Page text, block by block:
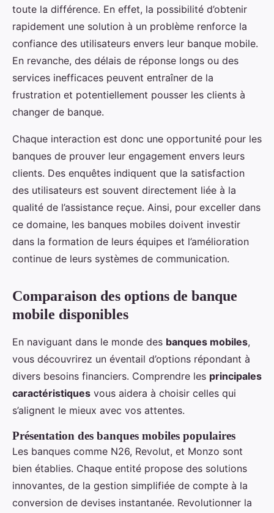
toute la différence. En effet, la possibilité d’obtenir
rapidement une solution à un problème renforce la
confiance des utilisateurs envers leur banque mobile.
En revanche, des délais de réponse longs ou des
services inefficaces peuvent entraîner de la
frustration et potentiellement pousser les clients à
changer de banque.
Chaque interaction est donc une opportunité pour les
banques de prouver leur engagement envers leurs
clients. Des enquêtes indiquent que la satisfaction
des utilisateurs est souvent directement liée à la
qualité de l’assistance reçue. Ainsi, pour exceller dans
ce domaine, les banques mobiles doivent investir
dans la formation de leurs équipes et l’amélioration
continue de leurs systèmes de communication.
Comparaison des options de banque
mobile disponibles
En naviguant dans le monde des banques mobiles,
vous découvrirez un éventail d’options répondant à
divers besoins financiers. Comprendre les principales
caractéristiques vous aidera à choisir celles qui
s’alignent le mieux avec vos attentes.
Présentation des banques mobiles populaires
Les banques comme N26, Revolut, et Monzo sont
bien établies. Chaque entité propose des solutions
innovantes, de la gestion simplifiée de compte à la
conversion de devises instantanée. Revolutionner la